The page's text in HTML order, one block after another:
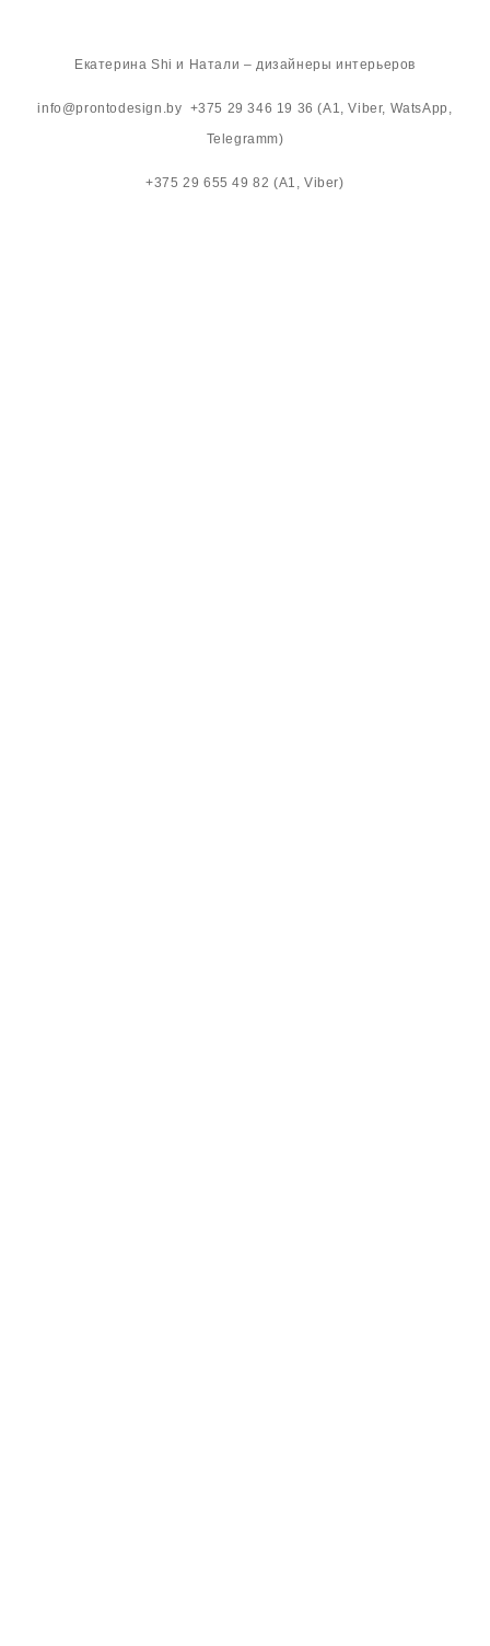
Екатерина Shi и Натали – дизайнеры интерьеров
info@prontodesign.by +375 29 346 19 36 (A1, Viber, WatsApp,
Telegramm)
+375 29 655 49 82 (A1, Viber)